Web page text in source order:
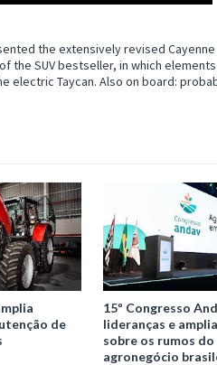
the extensively revised
the SUV bestseller, in which
electric Taycan. Also on board:
de
15º Congresso
lideranças e
sobre os rumos do
agronegócio